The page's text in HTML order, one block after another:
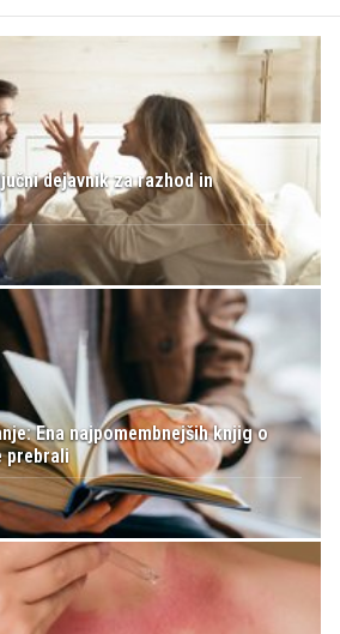
dejavnik za razhod in
Ena najpomembnejših knjig o
prebrali